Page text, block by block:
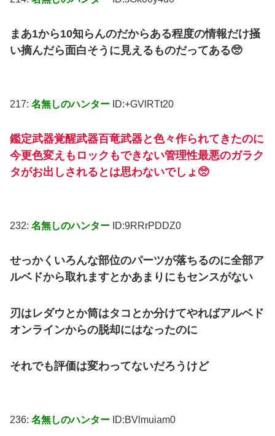
まあ1から10知らんのだからある程度の情報だけ掻
い摘んだら面白そうに見えるものだってある🥺
217: 名無しのハンター ID:+GVlRTt20
鑑定武器覚醒武器百竜武器と色々作られてきたのに
今更色変えもロックもできない管理性最悪のガラク
タがお出しされるとは思わないでしょ🥺
232: 名無しのハンター ID:9RRrPDDZ0
せっかくいろんな部位のパーツが落ちるのに全部ア
ルベドから取れますとかあまりにもセンスがない
刃はレダウとか筒はタコとか分けてやればアルベド
オンラインからの脱却にはなったのに
それでも評価は変わってないだろうけど
236: 名無しのハンター ID:BVlmuiam0